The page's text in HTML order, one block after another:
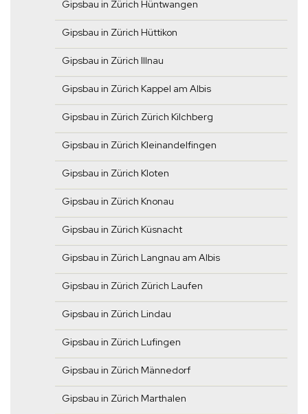
Gipsbau in Zürich Hüntwangen
Gipsbau in Zürich Hüttikon
Gipsbau in Zürich Illnau
Gipsbau in Zürich Kappel am Albis
Gipsbau in Zürich Zürich Kilchberg
Gipsbau in Zürich Kleinandelfingen
Gipsbau in Zürich Kloten
Gipsbau in Zürich Knonau
Gipsbau in Zürich Küsnacht
Gipsbau in Zürich Langnau am Albis
Gipsbau in Zürich Zürich Laufen
Gipsbau in Zürich Lindau
Gipsbau in Zürich Lufingen
Gipsbau in Zürich Männedorf
Gipsbau in Zürich Marthalen